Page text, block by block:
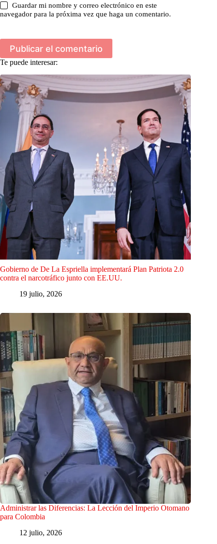
Guardar mi nombre y correo electrónico en este
navegador para la próxima vez que haga un comentario.
Publicar el comentario
Te puede interesar:
Gobierno de De La Espriella implementará Plan Patriota 2.0
contra el narcotráfico junto con EE.UU.
19 julio, 2026
Administrar las Diferencias: La Lección del Imperio Otomano
para Colombia
12 julio, 2026